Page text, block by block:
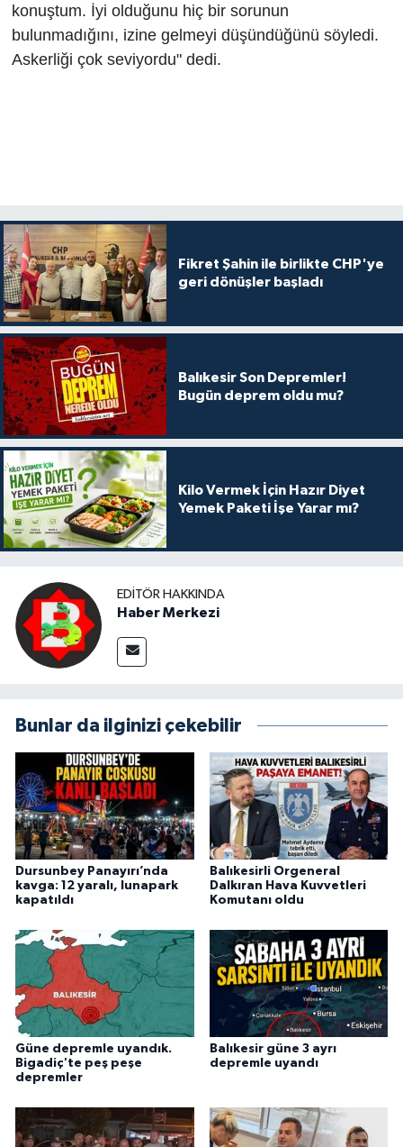
konuştum. İyi olduğunu hiç bir sorunun
bulunmadığını, izine gelmeyi düşündüğünü söyledi.
Askerliği çok seviyordu" dedi.
Fikret Şahin ile birlikte CHP'ye
geri dönüşler başladı
Balıkesir Son Depremler!
Bugün deprem oldu mu?
Kilo Vermek İçin Hazır Diyet
Yemek Paketi İşe Yarar mı?
EDITÖR HAKKINDA
Haber Merkezi
Bunlar da ilginizi çekebilir
Dursunbey Panayırı’nda
kavga: 12 yaralı, lunapark
kapatıldı
Balıkesirli Orgeneral
Dalkıran Hava Kuvvetleri
Komutanı oldu
Güne depremle uyandık.
Bigadiç'te peş peşe
depremler
Balıkesir güne 3 ayrı
depremle uyandı